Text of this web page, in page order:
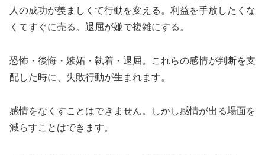
人の成功が羨ましくて行動を変える。利益を手放したくな
くてすぐに売る。退屈が嫌で複雑にする。
恐怖・後悔・嫉妬・執着・退屈。これらの感情が判断を支
配した時に、失敗行動が生まれます。
感情をなくすことはできません。しかし感情が出る場面を
減らすことはできます。